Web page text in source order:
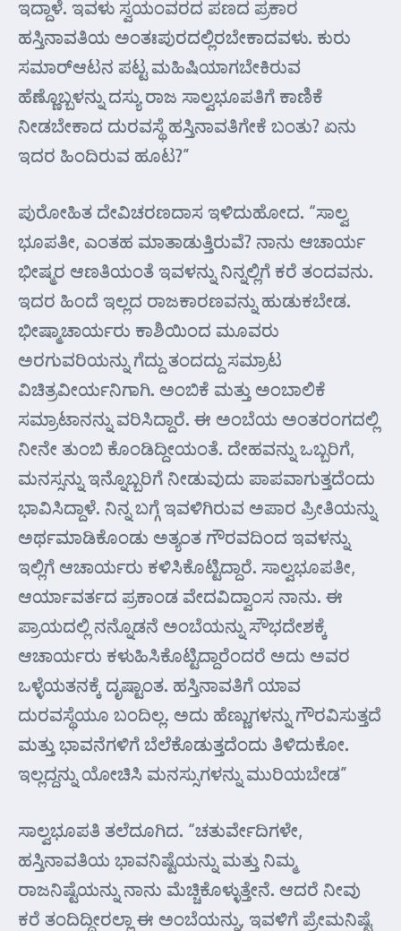
ಇದ್ದಾಳೆ. ಇವಳು ಸ್ವಯಂವರದ ಪಣದ ಪ್ರಕಾರ
ಹಸ್ತಿನಾವತಿಯ ಅಂತಃಪುರದಲ್ಲಿರಬೇಕಾದವಳು. ಕುರು
ಸಮಾರ್‍ಆಟನ ಪಟ್ಟ ಮಹಿಷಿಯಾಗಬೇಕಿರುವ
ಹೆಣ್ಣೊಬ್ಬಳನ್ನು ದಸ್ಯು ರಾಜ ಸಾಲ್ವಭೂಪತಿಗೆ ಕಾಣಿಕೆ
ನೀಡಬೇಕಾದ ದುರವಸ್ಥೆ ಹಸ್ತಿನಾವತಿಗೇಕೆ ಬಂತು? ಏನು
ಇದರ ಹಿಂದಿರುವ ಹೂಟ?”
ಪುರೋಹಿತ ದೇವಿಚರಣದಾಸ ಇಳಿದುಹೋದ. “ಸಾಲ್ವ
ಭೂಪತೀ, ಎಂತಹ ಮಾತಾಡುತ್ತಿರುವೆ? ನಾನು ಆಚಾರ್ಯ
ಭೀಷ್ಮರ ಆಣತಿಯಂತೆ ಇವಳನ್ನು ನಿನ್ನಲ್ಲಿಗೆ ಕರೆ ತಂದವನು.
ಇದರ ಹಿಂದೆ ಇಲ್ಲದ ರಾಜಕಾರಣವನ್ನು ಹುಡುಕಬೇಡ.
ಭೀಷ್ಮಾಚಾರ್ಯರು ಕಾಶಿಯಿಂದ ಮೂವರು
ಅರಗುವರಿಯನ್ನು ಗೆದ್ದು ತಂದದ್ದು ಸಮ್ರಾಟ
ವಿಚಿತ್ರವೀರ್ಯನಿಗಾಗಿ. ಅಂಬಿಕೆ ಮತ್ತು ಅಂಬಾಲಿಕೆ
ಸಮ್ರಾಟಾನನ್ನು ವರಿಸಿದ್ದಾರೆ. ಈ ಅಂಬೆಯ ಅಂತರಂಗದಲ್ಲಿ
ನೀನೇ ತುಂಬಿ ಕೊಂಡಿದ್ದೀಯಂತೆ. ದೇಹವನ್ನು ಒಬ್ಬರಿಗೆ,
ಮನಸ್ಸನ್ನು ಇನ್ನೊಬ್ಬರಿಗೆ ನೀಡುವುದು ಪಾಪವಾಗುತ್ತದೆಂದು
ಭಾವಿಸಿದ್ದಾಳೆ. ನಿನ್ನ ಬಗ್ಗೆ ಇವಳಿಗಿರುವ ಅಪಾರ ಪ್ರೀತಿಯನ್ನು
ಅರ್ಥಮಾಡಿಕೊಂಡು ಅತ್ಯಂತ ಗೌರವದಿಂದ ಇವಳನ್ನು
ಇಲ್ಲಿಗೆ ಆಚಾರ್ಯರು ಕಳಿಸಿಕೊಟ್ಟಿದ್ದಾರೆ. ಸಾಲ್ವಭೂಪತೀ,
ಆರ್ಯಾವರ್ತದ ಪ್ರಕಾಂಡ ವೇದವಿದ್ವಾಂಸ ನಾನು. ಈ
ಪ್ರಾಯದಲ್ಲಿ ನನ್ನೊಡನೆ ಅಂಬೆಯನ್ನು ಸೌಭದೇಶಕ್ಕೆ
ಆಚಾರ್ಯರು ಕಳುಹಿಸಿಕೊಟ್ಟಿದ್ದಾರೆಂದರೆ ಅದು ಅವರ
ಒಳ್ಳೆಯತನಕ್ಕೆ ದೃಷ್ಟಾಂತ. ಹಸ್ತಿನಾವತಿಗೆ ಯಾವ
ದುರವಸ್ಥೆಯೂ ಬಂದಿಲ್ಲ. ಅದು ಹೆಣ್ಣುಗಳನ್ನು ಗೌರವಿಸುತ್ತದೆ
ಮತ್ತು ಭಾವನೆಗಳಿಗೆ ಬೆಲೆಕೊಡುತ್ತದೆಂದು ತಿಳಿದುಕೋ.
ಇಲ್ಲದ್ದನ್ನು ಯೋಚಿಸಿ ಮನಸ್ಸುಗಳನ್ನು ಮುರಿಯಬೇಡ”
ಸಾಲ್ವಭೂಪತಿ ತಲೆದೂಗಿದ. “ಚತುರ್ವೇದಿಗಳೇ,
ಹಸ್ತಿನಾವತಿಯ ಭಾವನಿಷ್ಟೆಯನ್ನು ಮತ್ತು ನಿಮ್ಮ
ರಾಜನಿಷ್ಟೆಯನ್ನು ನಾನು ಮೆಚ್ಚಿಕೊಳ್ಳುತ್ತೇನೆ. ಆದರೆ ನೀವು
ಕರೆ ತಂದಿದ್ದೀರಲ್ಲಾ ಈ ಅಂಬೆಯನ್ನು, ಇವಳಿಗೆ ಪ್ರೇಮನಿಷ್ಟೆ